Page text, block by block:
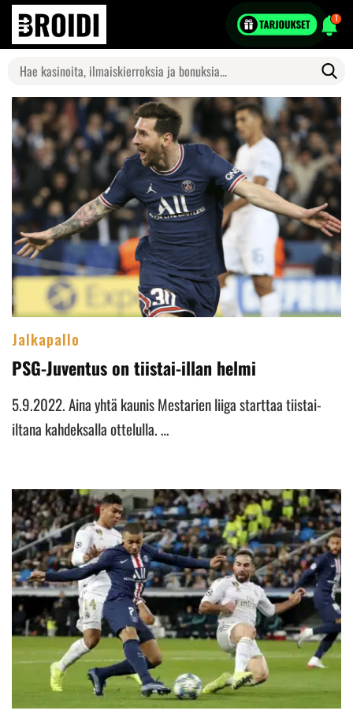
1
Search
for:
Jalkapallo
PSG-Juventus on tiistai-illan helmi
5.9.2022. Aina yhtä kaunis Mestarien liiga starttaa tiistai-
iltana kahdeksalla ottelulla. …